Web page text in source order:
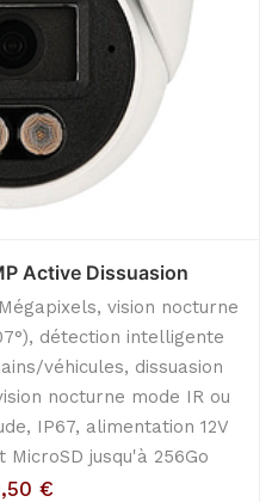
Active Dissuasion
vision nocturne
détection intelligente
véhicules, dissuasion
nocturne mode IR ou
IP67, alimentation 12V
jusqu'à 256Go
€